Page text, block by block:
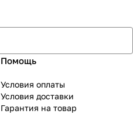
Помощь
Условия оплаты
Условия доставки
Гарантия на товар